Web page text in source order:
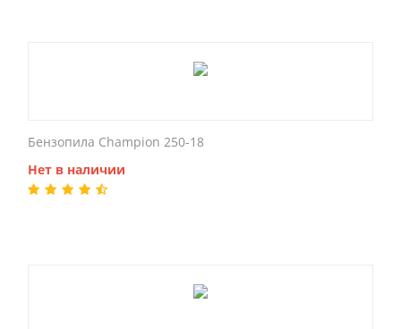
Бензопила Champion 250-18
Нет в наличии